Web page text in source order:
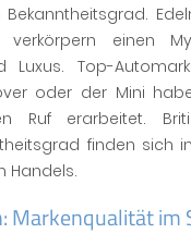
verkörpern einen
Luxus. Top-
oder der Mini
Ruf erarbeitet.
finden sich
Handels.
Markenqualität im